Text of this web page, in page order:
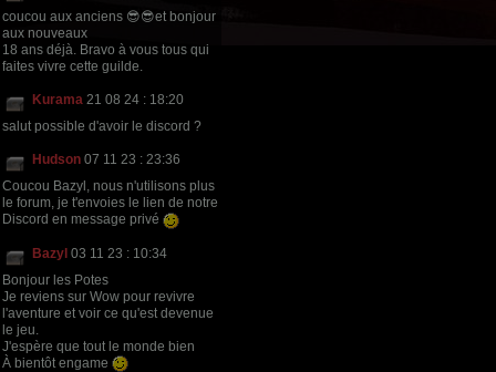
coucou aux anciens 😎😎et bonjour
aux nouveaux
18 ans déjà. Bravo à vous tous qui
faites vivre cette guilde.
Kurama 21 08 24 : 18:20
salut possible d'avoir le discord ?
Hudson 07 11 23 : 23:36
Coucou Bazyl, nous n'utilisons plus
le forum, je t'envoies le lien de notre
Discord en message privé
Bazyl 03 11 23 : 10:34
Bonjour les Potes
Je reviens sur Wow pour revivre
l'aventure et voir ce qu'est devenue
le jeu.
J'espère que tout le monde bien
À bientôt engame